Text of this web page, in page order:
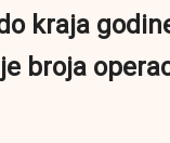
kraja
broja